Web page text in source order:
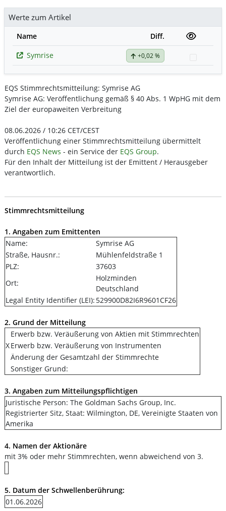
Werte zum Artikel
Name
Diff.
Symrise
+0,02 %
EQS Stimmrechtsmitteilung: Symrise AG
Symrise AG: Veröffentlichung gemäß § 40 Abs. 1 WpHG mit dem
Ziel der europaweiten Verbreitung
08.06.2026 / 10:26 CET/CEST
Veröffentlichung einer Stimmrechtsmitteilung übermittelt
durch EQS News - ein Service der EQS Group.
Für den Inhalt der Mitteilung ist der Emittent / Herausgeber
verantwortlich.
Stimmrechtsmitteilung
1. Angaben zum Emittenten
Name:
Symrise AG
Straße, Hausnr.:
Mühlenfeldstraße 1
PLZ:
37603
Ort:
Holzminden
Deutschland
Legal Entity Identifier (LEI): 529900D82I6R9601CF26
2. Grund der Mitteilung
Erwerb bzw. Veräußerung von Aktien mit Stimmrechten
XErwerb bzw. Veräußerung von Instrumenten
Änderung der Gesamtzahl der Stimmrechte
Sonstiger Grund:
3. Angaben zum Mitteilungspflichtigen
Juristische Person: The Goldman Sachs Group, Inc.
Registrierter Sitz, Staat: Wilmington, DE, Vereinigte Staaten von
Amerika
4. Namen der Aktionäre
mit 3% oder mehr Stimmrechten, wenn abweichend von 3.
5. Datum der Schwellenberührung:
01.06.2026